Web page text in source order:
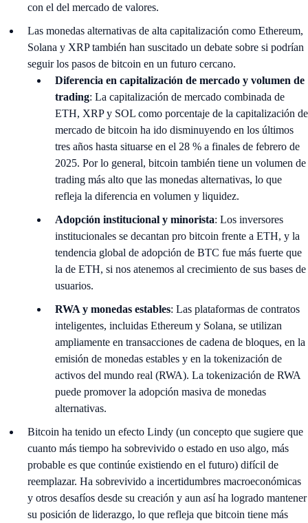
con el del mercado de valores.
Las monedas alternativas de alta capitalización como Ethereum,
Solana y XRP también han suscitado un debate sobre si podrían
seguir los pasos de bitcoin en un futuro cercano.
Diferencia en capitalización de mercado y volumen de
trading: La capitalización de mercado combinada de
ETH, XRP y SOL como porcentaje de la capitalización de
mercado de bitcoin ha ido disminuyendo en los últimos
tres años hasta situarse en el 28 % a finales de febrero de
2025. Por lo general, bitcoin también tiene un volumen de
trading más alto que las monedas alternativas, lo que
refleja la diferencia en volumen y liquidez.
Adopción institucional y minorista: Los inversores
institucionales se decantan pro bitcoin frente a ETH, y la
tendencia global de adopción de BTC fue más fuerte que
la de ETH, si nos atenemos al crecimiento de sus bases de
usuarios.
RWA y monedas estables: Las plataformas de contratos
inteligentes, incluidas Ethereum y Solana, se utilizan
ampliamente en transacciones de cadena de bloques, en la
emisión de monedas estables y en la tokenización de
activos del mundo real (RWA). La tokenización de RWA
puede promover la adopción masiva de monedas
alternativas.
Bitcoin ha tenido un efecto Lindy (un concepto que sugiere que
cuanto más tiempo ha sobrevivido o estado en uso algo, más
probable es que continúe existiendo en el futuro) difícil de
reemplazar. Ha sobrevivido a incertidumbres macroeconómicas
y otros desafíos desde su creación y aun así ha logrado mantener
su posición de liderazgo, lo que refleja que bitcoin tiene más